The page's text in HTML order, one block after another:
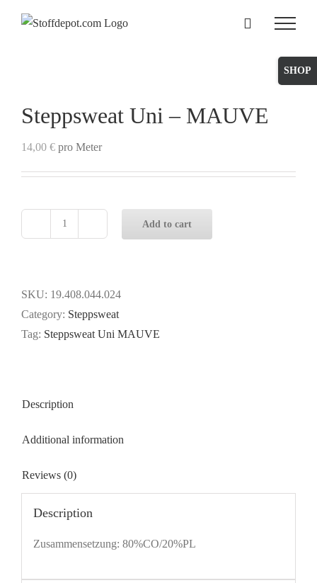
Steppsweat Uni – MAUVE
14,00 € pro Meter
MAUVE
quantity
Add to cart
SKU: 19.408.044.024
Category: Steppsweat
Tag: Steppsweat Uni MAUVE
Description
Additional information
Reviews (0)
Description
Zusammensetzung: 80%CO/20%PL
Toggle
Sliding